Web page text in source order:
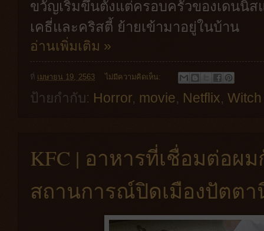
ขวัญเริ่มขึ้นตั้งแต่ครอบครัวของเดนนิ
เคธี่และคริสตี้ ย้ายเข้ามาอยู่ในบ้าน
อ่านเพิ่มเติม »
ที่ เมษายน 19, 2563 ไม่มีความคิดเห็น:
ป้ายกำกับ: Horror, movie, Netflix, Witch
KFC | อาหารที่เชื่อมต่อผ
สถานการณ์ปิดเมืองปัตตา